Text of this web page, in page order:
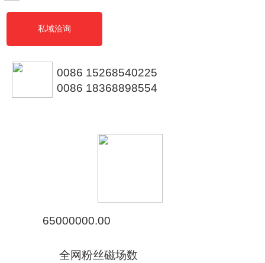
0086 18368898554
0086 15268540225
私域洽询
全网粉丝磁场数
65000000.00